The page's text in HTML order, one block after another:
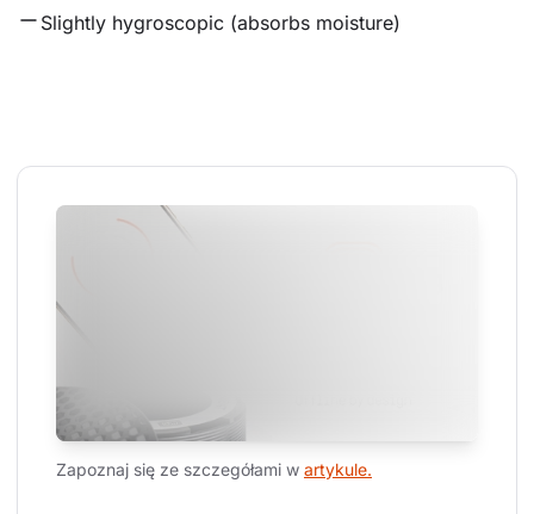
Slightly hygroscopic (absorbs moisture)
Zapoznaj się ze szczegółami w artykule.